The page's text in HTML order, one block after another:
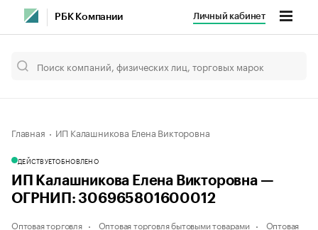
РБК Компании Личный кабинет
Главная ИП Калашникова Елена Викторовна
ДЕЙСТВУЕТОБНОВЛЕНО
ИП Калашникова Елена Викторовна —
ОГРНИП: 306965801600012
Оптовая торговля Оптовая торговля бытовыми товарами
Оптовая